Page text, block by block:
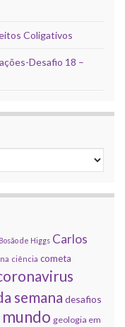
Coligativos
Desafio 18 –
Bosão de Higgs Carlos
ciência cometa
semana desafios
geologia em